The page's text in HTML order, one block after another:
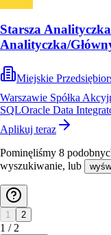
Starsza
Analityczka/
Miejskie
Warszawie Spółka
SQLOracle Data
Aplikuj teraz
Pominęliśmy 8
wyszukiwanie, lub
1 2
1 / 2